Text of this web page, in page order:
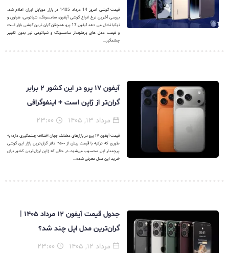
قیمت گوشی امروز 14 مرداد 1405 در بازار موبایل ایران اعلام شد.
بررسی آخرین نرخ انواع گوشی آیفون، سامسونگ، شیائومی، هواوی و
نوکیا نشان می دهد آیفون 17 پرو همچنان گران ترین گوشی بازار است
و قیمت مدل های پرطرفدار سامسونگ و شیائومی نیز بدون تغییر
چشمگیر...
آیفون ۱۷ پرو در این کشور ۲ برابر
گران‌تر از ژاپن است + اینفوگرافی
مرداد ۱۳, ۱۴۰۵
قیمت آیفون ۱۷ پرو در بازارهای مختلف جهان اختلاف چشمگیری دارد؛ به
طوری که ترکیه با قیمت بیش از ۲۵۰۰ دلار گران‌ترین بازار این گوشی
پرچمدار اپل محسوب می‌شود، در حالی که ژاپن ارزان‌ترین کشور برای
خرید این مدل معرفی شده...
جدول قیمت آیفون ۱۲ مرداد ۱۴۰۵ |
گران‌ترین مدل اپل چند شد؟
مرداد ۱۲, ۱۴۰۵